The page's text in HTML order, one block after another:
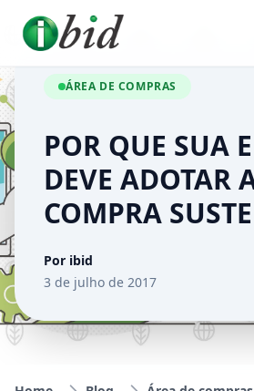
ÁREA DE COMPRAS
POR QUE SUA
DEVE ADOTAR
COMPRA
Por ibid
3 de julho de 2017